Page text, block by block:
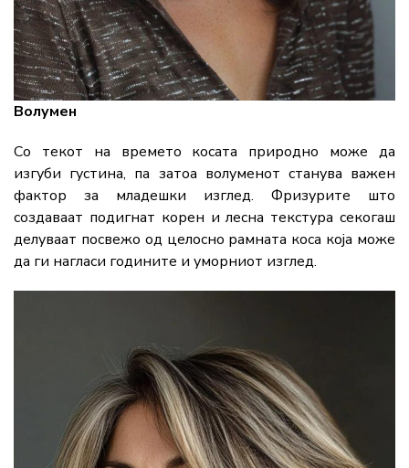
Волумен
Со текот на времето косата природно може да
изгуби густина, па затоа волуменот станува важен
фактор за младешки изглед. Фризурите што
создаваат подигнат корен и лесна текстура секогаш
делуваат посвежо од целосно рамната коса која може
да ги нагласи годините и уморниот изглед.